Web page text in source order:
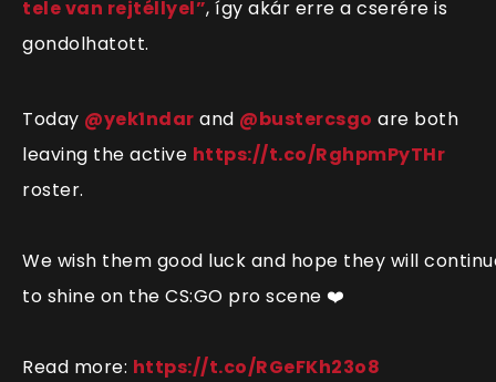
tele van rejtéllyel”, így akár erre a cserére is
gondolhatott.
Today @yek1ndar and @bustercsgo are both
leaving the active https://t.co/RghpmPyTHr
roster.
We wish them good luck and hope they will
to shine on the CS:GO pro scene ❤️
Read more: https://t.co/RGeFKh23o8